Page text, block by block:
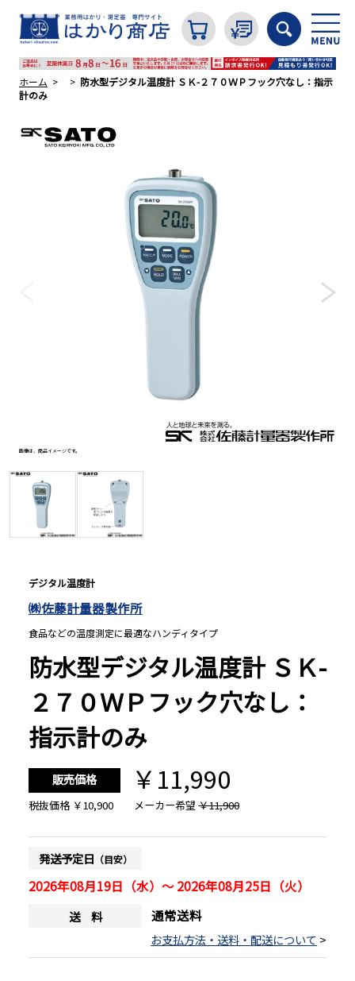
カテゴリから探す
濃度・環境測定
色々な計測器
オプション
ホーム
防水型デジタル温度計 ＳＫ-２７０ＷＰフック穴なし：指示
計のみ
画像は、商品イメージです。
デジタル温度計
㈱佐藤計量器製作所
食品などの温度測定に最適なハンディタイプ
防水型デジタル温度計 ＳＫ-
２７０ＷＰフック穴なし：
指示計のみ
販売価格 ￥11,990
税抜価格 ￥10,900 メーカー希望￥11,900
発送予定日 （目安）
2026年08月19日（水）～ 2026年08月25日（火）
送 料 通常送料
お支払方法・送料・配送について >